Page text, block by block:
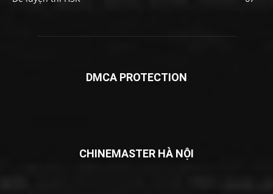
DMCA PROTECTION
CHINEMASTER HÀ NỘI